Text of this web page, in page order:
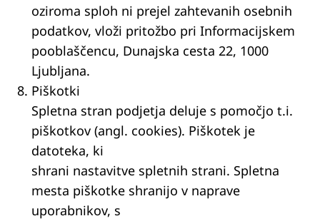
oziroma sploh ni prejel zahtevanih osebnih
podatkov, vloži pritožbo pri Informacijskem
pooblaščencu, Dunajska cesta 22, 1000
Ljubljana.
Piškotki
Spletna stran podjetja deluje s pomočjo t.i.
piškotkov (angl. cookies). Piškotek je
datoteka, ki
shrani nastavitve spletnih strani. Spletna
mesta piškotke shranijo v naprave
uporabnikov, s